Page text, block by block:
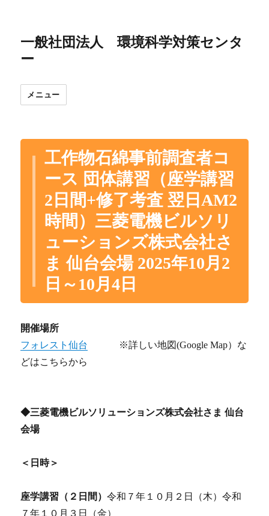
一般社団法人 環境科学対策センタ
ー
メニュー
工作物石綿事前調査者コ
ース 団体講習（座学講習
2日間+修了考査 翌日AM2
時間）三菱電機ビルソリ
ューションズ株式会社さ
ま 仙台会場 2025年10月2
日～10月4日
開催場所
フォレスト仙台
※詳しい地図(Google Map）な
どはこちらから
◆三菱電機ビルソリューションズ株式会社さま 仙台
会場
＜日時＞
座学講習（２日間）令和７年１０月２日（木）令和
７年１０月３日（金）